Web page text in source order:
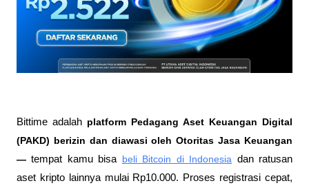
Bittime adalah platform Pedagang Aset Keuangan Digital
(PAKD) berizin dan diawasi oleh Otoritas Jasa Keuangan
— tempat kamu bisa beli Bitcoin di Indonesia dan ratusan
aset kripto lainnya mulai Rp10.000. Proses registrasi cepat,